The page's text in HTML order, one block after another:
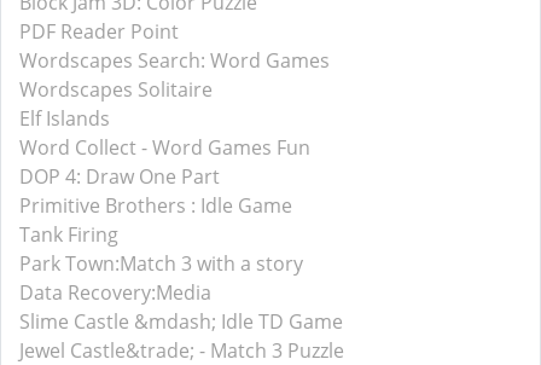
PDF Reader Point
Wordscapes Search: Word Games
Wordscapes Solitaire
Elf Islands
Word Collect - Word Games Fun
DOP 4: Draw One Part
Primitive Brothers : Idle Game
Tank Firing
Park Town:Match 3 with a story
Data Recovery:Media
Slime Castle &mdash; Idle TD Game
Jewel Castle&trade; - Match 3 Puzzle